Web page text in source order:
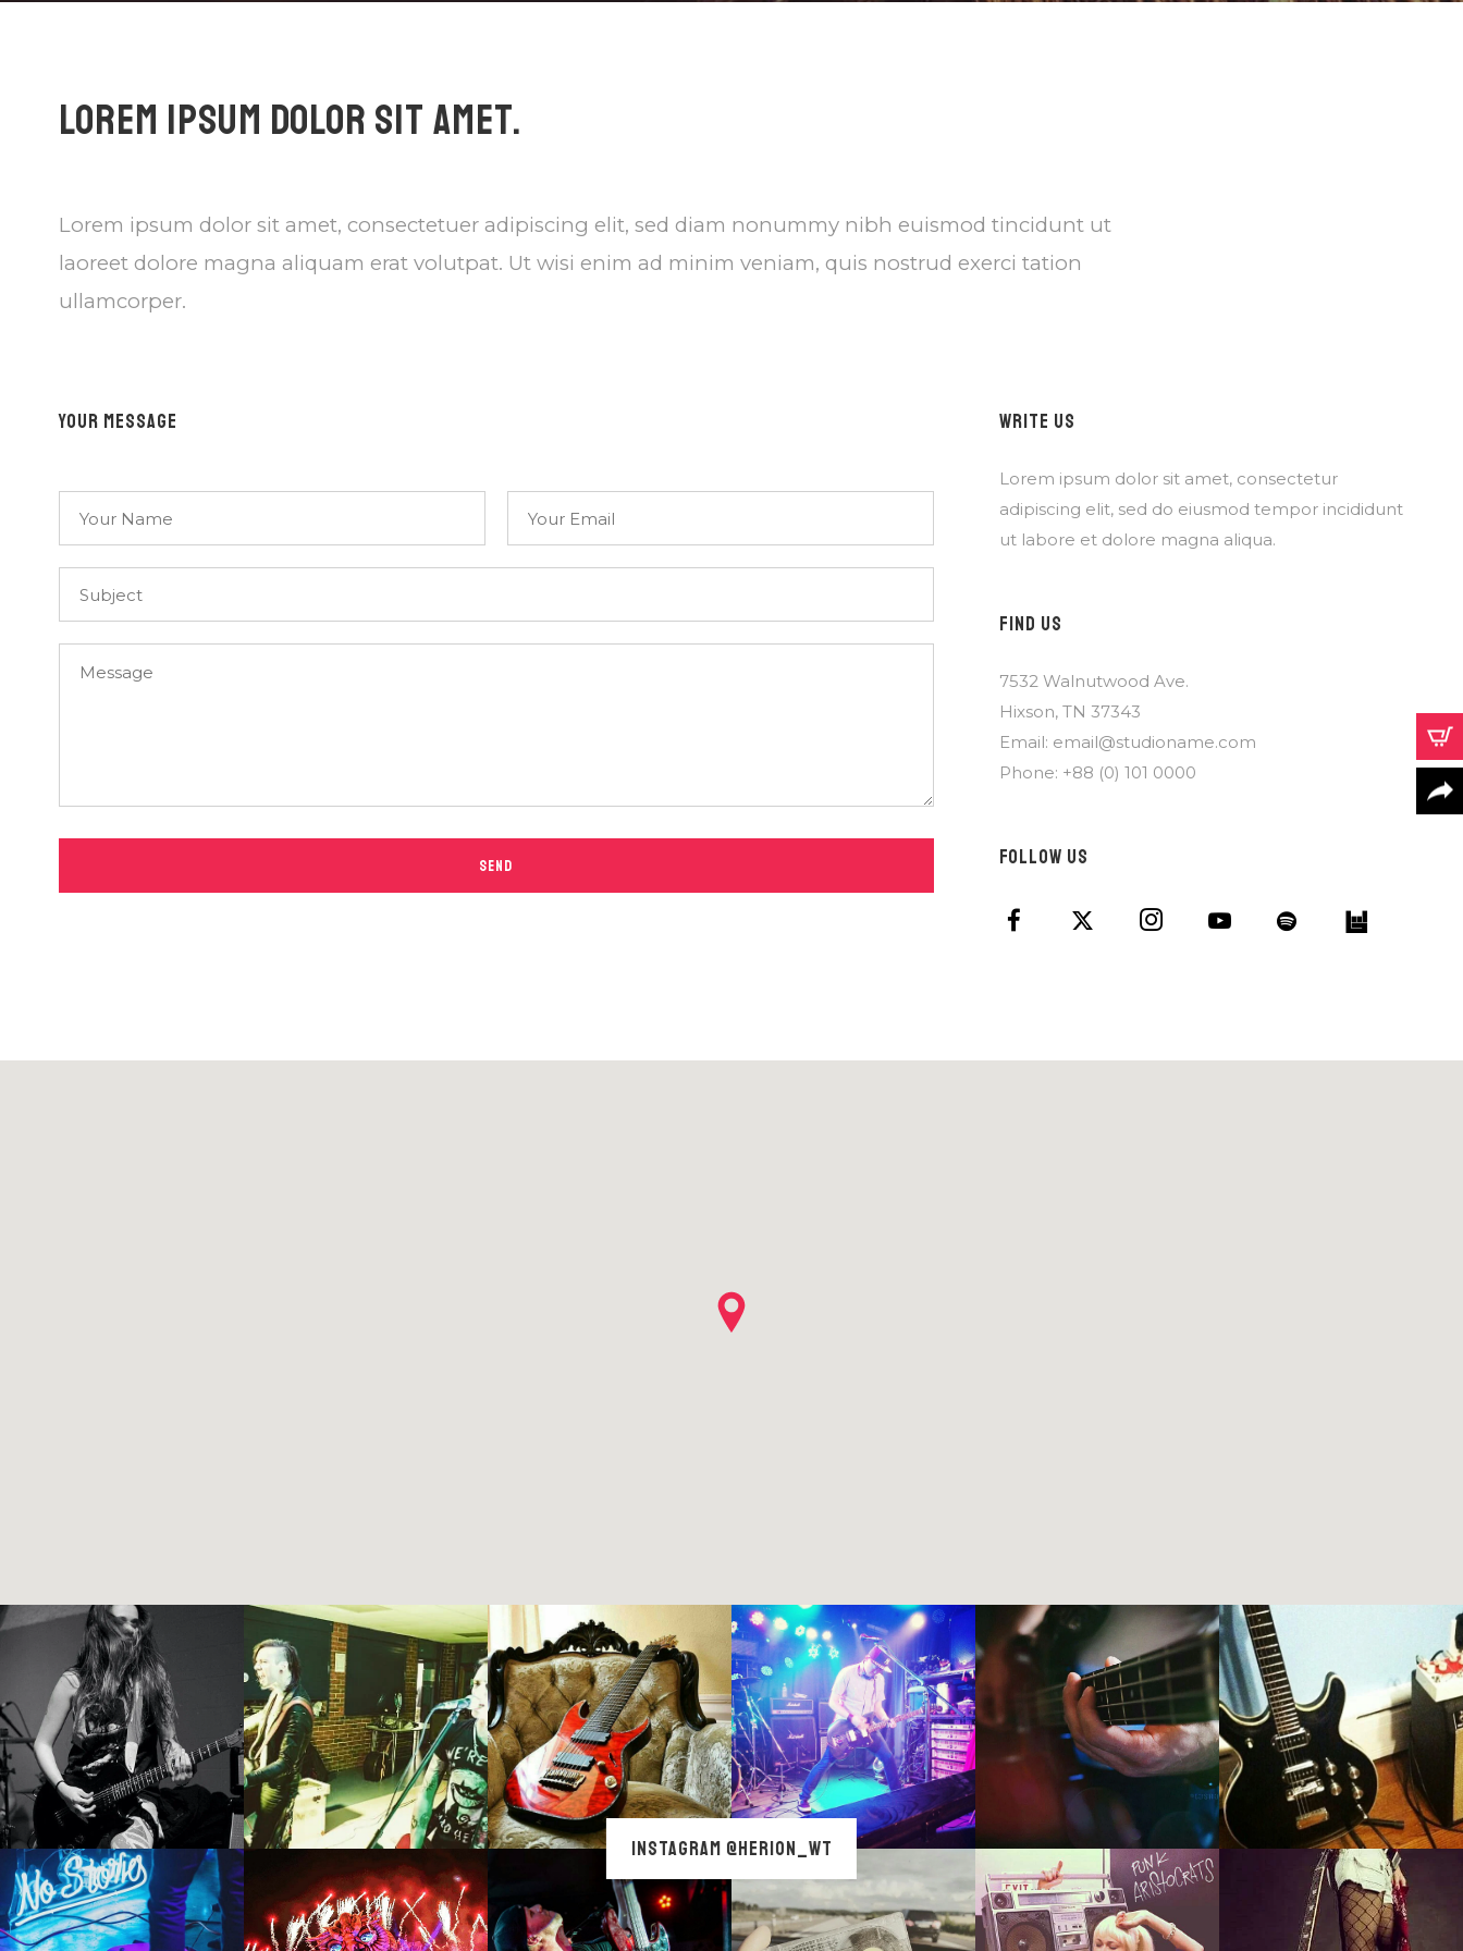
LOREM IPSUM DOLOR SIT AMET.
Lorem ipsum dolor sit amet, consectetuer adipiscing elit, sed diam nonummy nibh euismod tincidunt ut
laoreet dolore magna aliquam erat volutpat. Ut wisi enim ad minim veniam, quis nostrud exerci tation
ullamcorper.
YOUR MESSAGE WRITE US
Lorem ipsum dolor sit amet, consectetur
adipiscing elit, sed do eiusmod tempor incididunt
ut labore et dolore magna aliqua.
FIND US
7532 Walnutwood Ave.
Hixson, TN 37343
Email: email@studioname.com
Phone: +88 (0) 101 0000
FOLLOW US
INSTAGRAM @HERION_WT